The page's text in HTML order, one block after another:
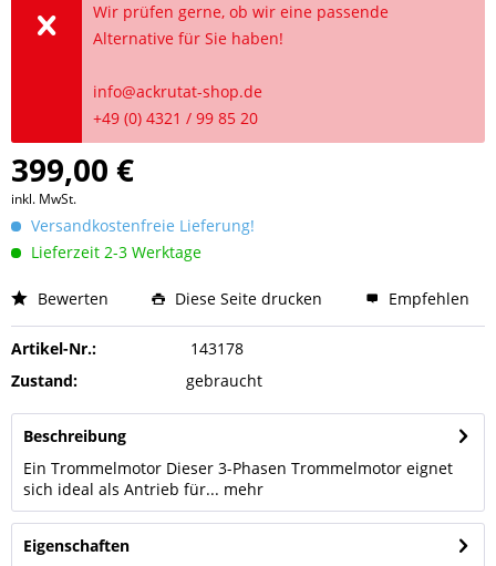
Wir prüfen gerne, ob wir eine passende
Alternative für Sie haben!
info@ackrutat-shop.de
+49 (0) 4321 / 99 85 20
399,00 €
inkl. MwSt.
Versandkostenfreie Lieferung!
Lieferzeit 2-3 Werktage
Bewerten Diese Seite drucken Empfehlen
Artikel-Nr.:
143178
Zustand:
gebraucht
Beschreibung
Ein Trommelmotor Dieser 3-Phasen Trommelmotor eignet
sich ideal als Antrieb für... mehr
Eigenschaften